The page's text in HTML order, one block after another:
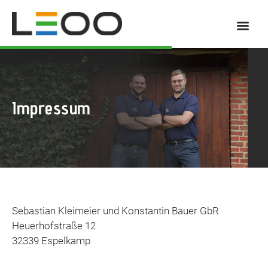
Impressum
Sebastian Kleimeier und Konstantin Bauer GbR
Heuerhofstraße 12
32339 Espelkamp